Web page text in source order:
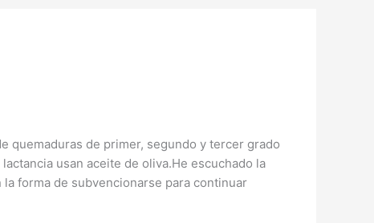
quemaduras de primer, segundo y tercer grado
usan aceite de oliva.He escuchado la
forma de subvencionarse para continuar